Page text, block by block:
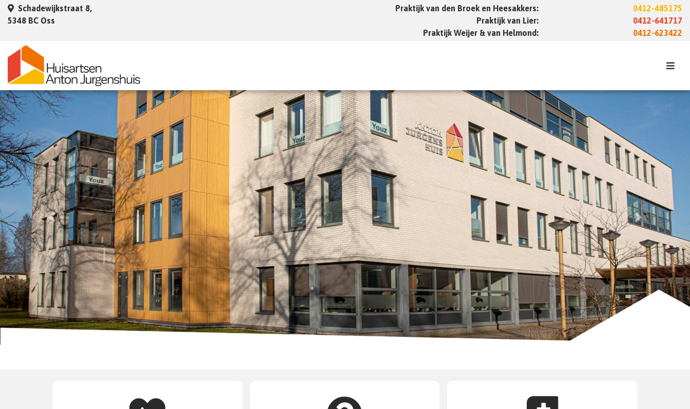
Schadewijkstraat 8,
5348 BC Oss
Praktijk van den Broek en Heesakkers:
0412-485175
Praktijk van Lier:
0412-641717
Praktijk Weijer & van Helmond:
0412-623422
Previous Next